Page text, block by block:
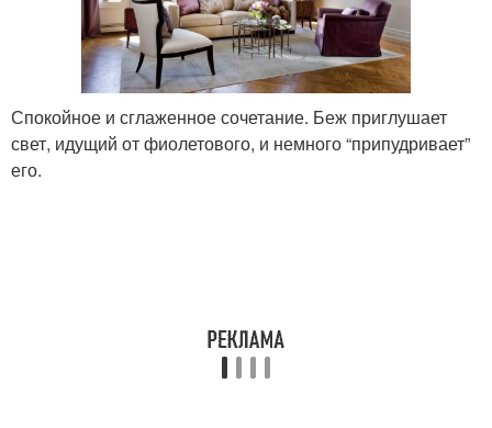
Спокойное и сглаженное сочетание. Беж приглушает
свет, идущий от фиолетового, и немного “припудривает”
его.